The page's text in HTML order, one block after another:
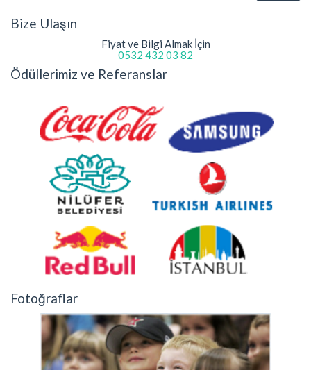
Bize Ulaşın
Fiyat ve Bilgi Almak İçin
0532 432 03 82
Ödüllerimiz ve Referanslar
Fotoğraflar